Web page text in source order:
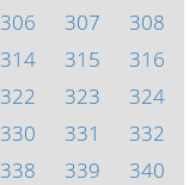
306 307
308
314 315
316
322 323
324
330 331
332
338 339
340